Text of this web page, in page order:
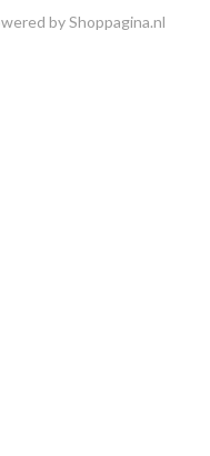
by Shoppagina.nl